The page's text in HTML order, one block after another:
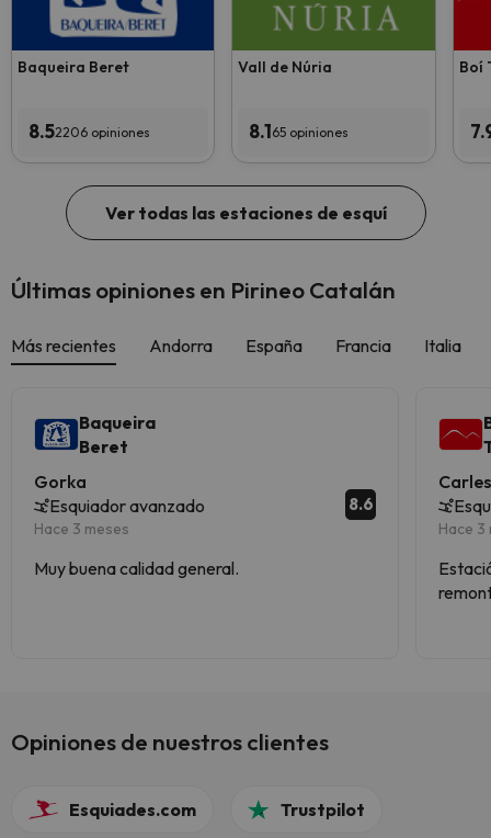
Baqueira Beret
8.52206 opiniones
Vall de Núria
8.165 opiniones
Boí
Ver todas las estaciones de esquí
Últimas opiniones en Pirineo Catalán
Más recientes Andorra España Francia Italia
Baqueira
Beret
Gorka
Esquiador avanzado
Hace 3 meses
8.6
Muy buena calidad general.
Hace 3
Opiniones de nuestros clientes
Esquiades.com Trustpilot